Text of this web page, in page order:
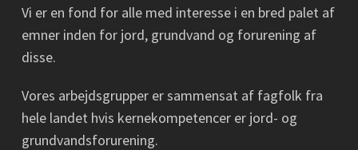
Vi er en fond for alle med interesse i en bred palet af
emner inden for jord, grundvand og forurening af
disse.
Vores arbejdsgrupper er sammensat af fagfolk fra
hele landet hvis kernekompetencer er jord- og
grundvandsforurening.